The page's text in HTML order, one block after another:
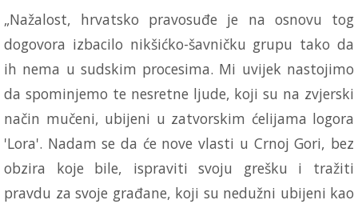
„Nažalost, hrvatsko pravosuđe je na osnovu tog
dogovora izbacilo nikšićko-šavničku grupu tako da
ih nema u sudskim procesima. Mi uvijek nastojimo
da spominjemo te nesretne ljude, koji su na zvjerski
način mučeni, ubijeni u zatvorskim ćelijama logora
'Lora'. Nadam se da će nove vlasti u Crnoj Gori, bez
obzira koje bile, ispraviti svoju grešku i tražiti
pravdu za svoje građane, koji su nedužni ubijeni kao